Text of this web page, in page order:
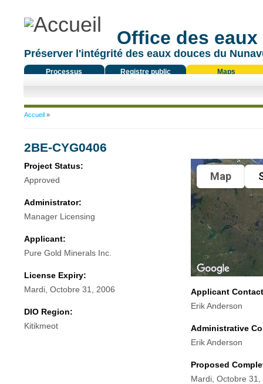
Office des
Préserver l'intégrité des eaux douces du
Processus
Registre public Maps
Vous êtes ici
Accueil»
2BE-CYG0406
Project Status:
Approved
Administrator:
Manager Licensing
Applicant:
Pure Gold Minerals Inc.
License Expiry:
Mardi, Octobre 31, 2006
DIO Region:
Kitikmeot
Map
Applicant
Erik Anderson
Administrative
Erik Anderson
Proposed
Mardi, Octobre 31,